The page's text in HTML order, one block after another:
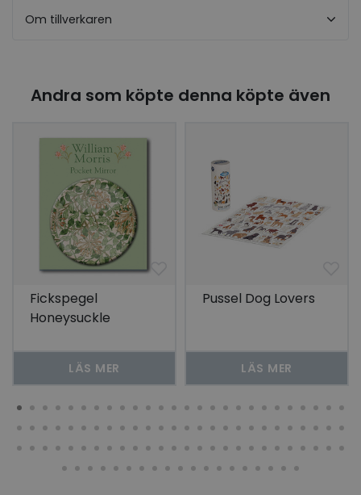
Om tillverkaren
Andra som köpte denna köpte även
Fickspegel
Honeysuckle
LÄS MER
Pussel Dog Lovers
LÄS MER